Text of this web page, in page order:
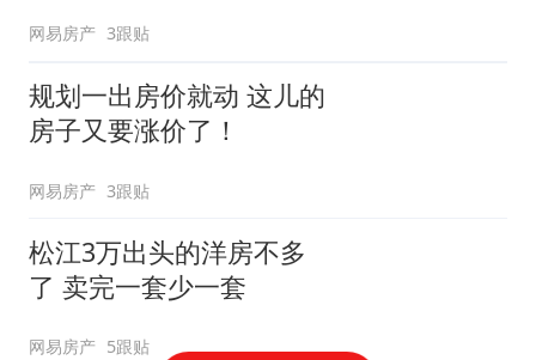
网易房产 3跟贴
规划一出房价就动 这儿的
房子又要涨价了！
网易房产 3跟贴
松江3万出头的洋房不多
了 卖完一套少一套
网易房产 5跟贴